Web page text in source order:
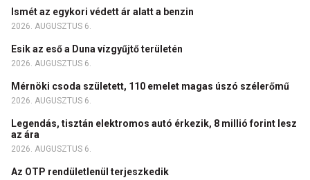
Ismét az egykori védett ár alatt a benzin
2026. AUGUSZTUS 6.
Esik az eső a Duna vízgyűjtő területén
2026. AUGUSZTUS 6.
Mérnöki csoda született, 110 emelet magas úszó szélerőmű
2026. AUGUSZTUS 6.
Legendás, tisztán elektromos autó érkezik, 8 millió forint lesz
az ára
2026. AUGUSZTUS 6.
Az OTP rendületlenül terjeszkedik